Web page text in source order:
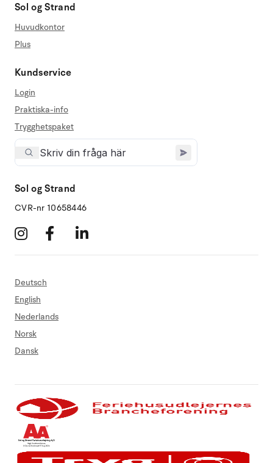
Sol og Strand
Huvudkontor
Plus
Kundservice
Login
Praktiska-info
Trygghetspaket
Sol og Strand
CVR-nr 10658446
Deutsch
English
Nederlands
Norsk
Dansk